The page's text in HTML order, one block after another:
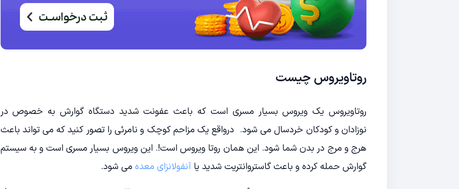
روتاویروس چیست
روتاویروس یک ویروس بسیار مسری است که باعث عفونت شدید دستگاه گوارش به خصوص در
نوزادان و کودکان خردسال می شود. درواقع یک مزاحم کوچک و نامرئی را تصور کنید که می تواند باعث
هرج و مرج در بدن شما شود. این همان روتا ویروس است!. این ویروس بسیار مسری است و به سیستم
گوارش حمله کرده و باعث گاستروانتریت شدید یا آنفولانزای معده می شود.